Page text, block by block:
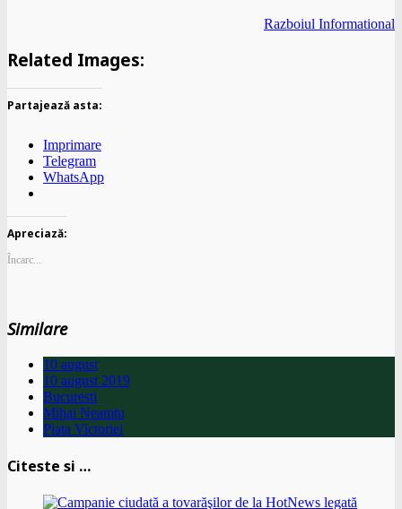
Razboiul Informational
Related Images:
Partajează asta:
Imprimare
Telegram
WhatsApp
Apreciază:
Încarc...
Similare
10 august
10 august 2019
Bucuresti
Mihai Neamtu
Piata Victoriei
Citeste si …